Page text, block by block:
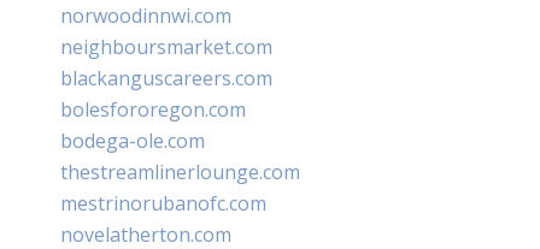
norwoodinnwi.com
neighboursmarket.com
blackanguscareers.com
bolesfororegon.com
bodega-ole.com
thestreamlinerlounge.com
mestrinorubanofc.com
novelatherton.com